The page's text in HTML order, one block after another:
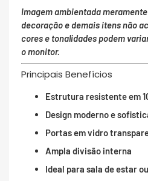
Imagem ambientada
decoração e demais itens não
cores e tonalidades podem
o monitor.
Principais Benefícios
Estrutura resistente em
Design moderno e
Portas em vidro
Ampla divisão interna
Ideal para sala de estar